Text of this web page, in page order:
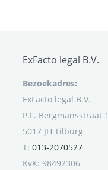
ExFacto legal B.V.
Bezoekadres:
ExFacto legal B.V.
P.F. Bergmansstraat 1
5017 JH Tilburg
T: 013-2070527
KvK: 98492306